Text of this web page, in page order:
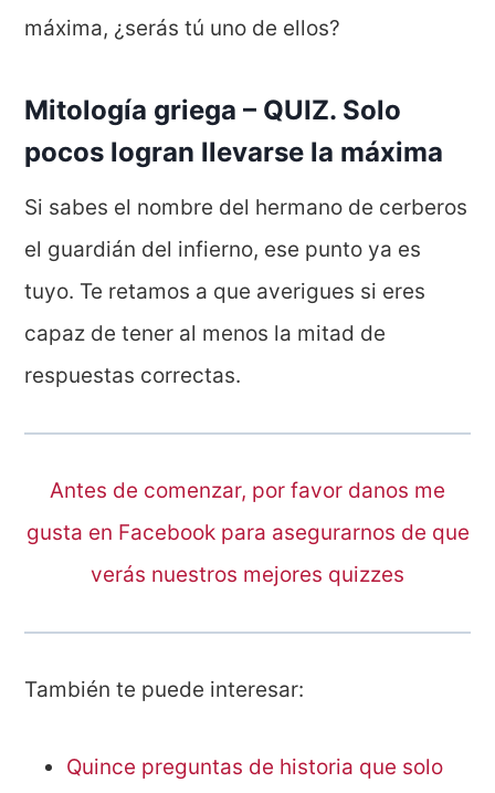
máxima, ¿serás tú uno de ellos?
Mitología griega – QUIZ. Solo
pocos logran llevarse la máxima
Si sabes el nombre del hermano de cerberos
el guardián del infierno, ese punto ya es
tuyo. Te retamos a que averigues si eres
capaz de tener al menos la mitad de
respuestas correctas.
Antes de comenzar, por favor danos me
gusta en Facebook para asegurarnos de que
verás nuestros mejores quizzes
También te puede interesar:
Quince preguntas de historia que solo